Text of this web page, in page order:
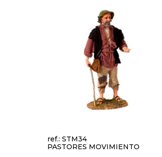
ref.: STM34
PASTORES MOVIMIENTO